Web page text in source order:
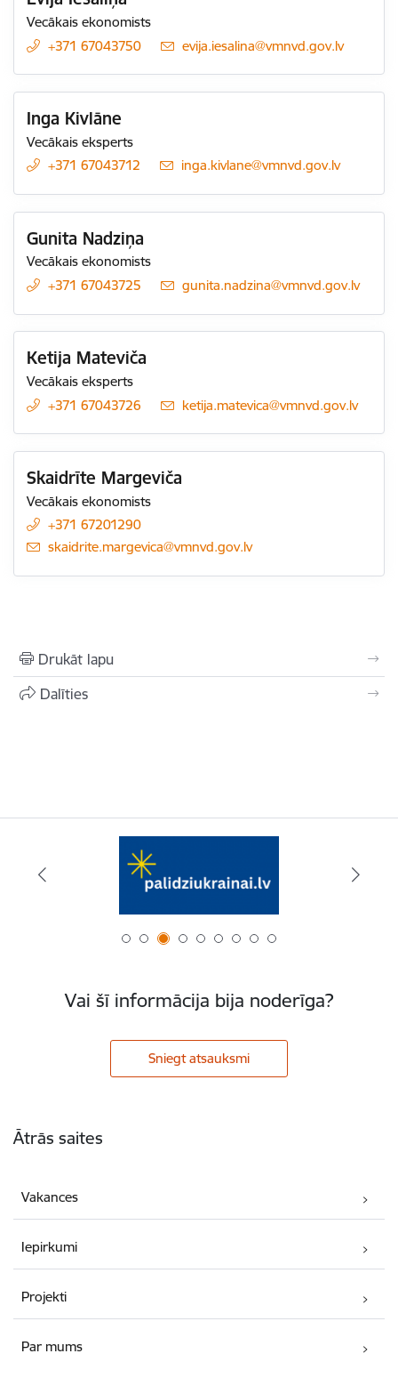
Vecākais ekonomists
+371 67043750
E-pasts:
evija.iesalina@vmnvd.gov.lv
Inga Kivlāne
Vecākais eksperts
+371 67043712
E-pasts:
inga.kivlane@vmnvd.gov.lv
Gunita Nadziņa
Vecākais ekonomists
+371 67043725
E-pasts:
gunita.nadzina@vmnvd.gov.lv
Ketija Mateviča
Vecākais eksperts
+371 67043726
E-pasts:
ketija.matevica@vmnvd.gov.lv
Skaidrīte Margeviča
Vecākais ekonomists
+371 67201290
E-pasts:
skaidrite.margevica@vmnvd.gov.lv
Drukāt lapu
Dalīties
Vai šī informācija bija noderīga?
Sniegt atsauksmi
Ātrās saites
Vakances
Iepirkumi
Projekti
Par mums